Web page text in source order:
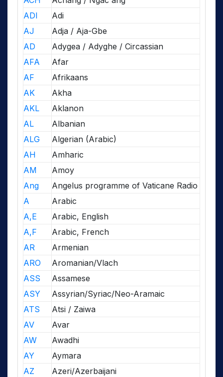
ADI
Adi
AJ
Adja / Aja-Gbe
AD
Adygea / Adyghe / Circassian
AFA
Afar
AF
Afrikaans
AK
Akha
AKL
Aklanon
AL
Albanian
ALG
Algerian (Arabic)
AH
Amharic
AM
Amoy
Ang
Angelus programme of Vaticane Radio
A
Arabic
A,E
Arabic, English
A,F
Arabic, French
AR
Armenian
ARO
Aromanian/Vlach
ASS
Assamese
ASY
Assyrian/Syriac/Neo-Aramaic
ATS
Atsi / Zaiwa
AV
Avar
AW
Awadhi
AY
Aymara
AZ
Azeri/Azerbaijani